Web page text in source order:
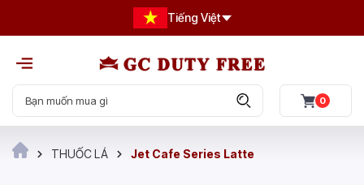
Tiếng Việt
0
THUỐC LÁ Jet Cafe Series Latte